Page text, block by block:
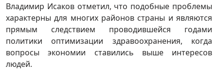
Владимир Исаков отметил, что подобные проблемы
характерны для многих районов страны и являются
прямым следствием проводившейся годами
политики оптимизации здравоохранения, когда
вопросы экономии ставились выше интересов
людей.